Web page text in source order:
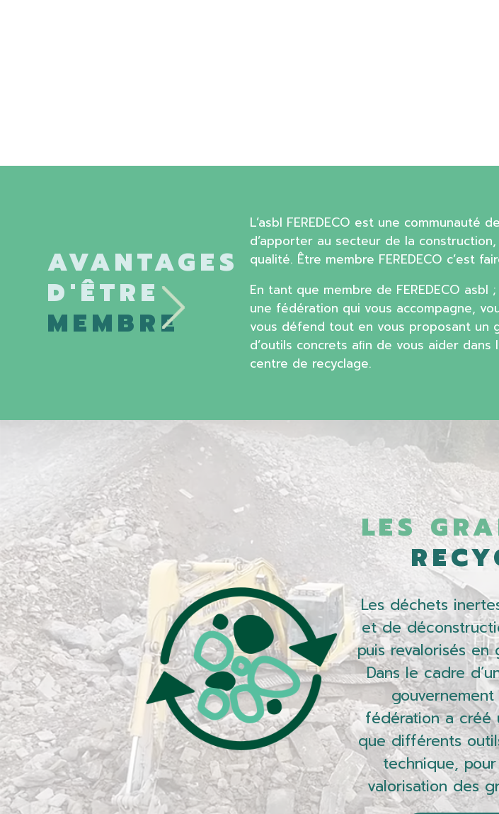
AVANTAGES
D'ÊTRE
MEMBRE
L’asbl FEREDECO est une communauté
d’apporter au secteur de la
qualité. Être membre FEREDECO c’est
En tant que membre de FEREDECO
une fédération qui vous accompagne,
vous défend tout en vous proposant un
d’outils concrets aﬁn de vous aider
centre de recyclage.
LES
Les déchets
et de
puis revalorisés en
Dans le cadre
fédération a créé
que différents
technique,
valorisation des